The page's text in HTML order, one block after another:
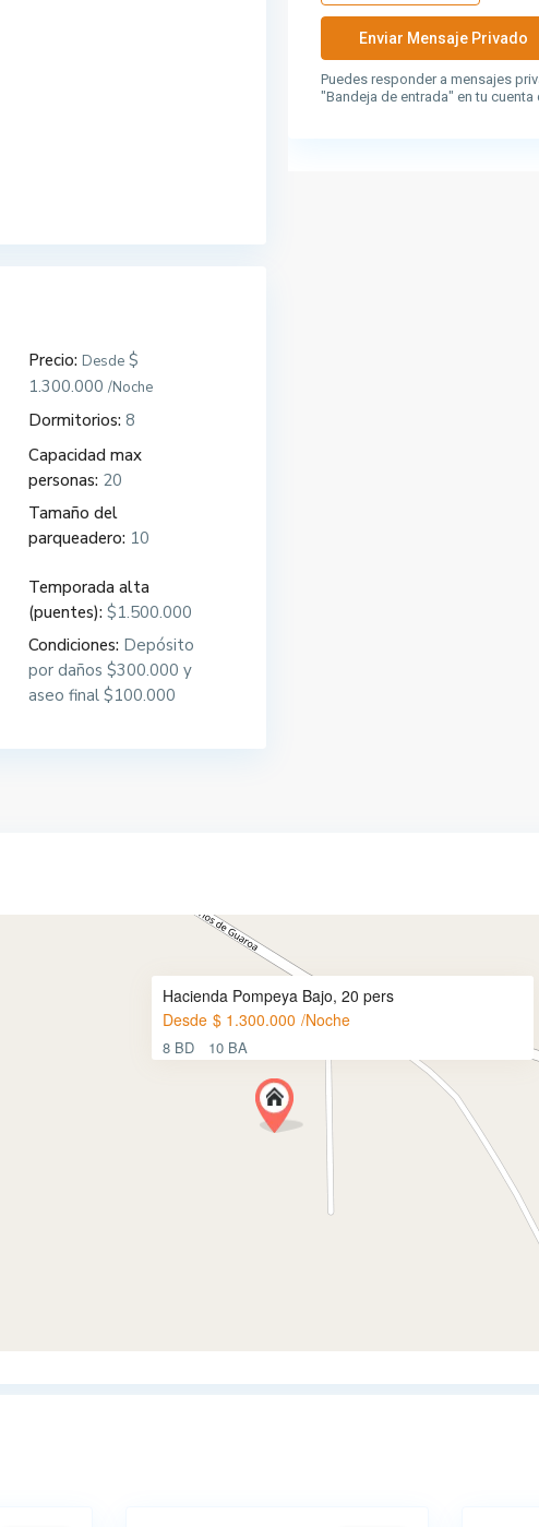
Precio: Desde $
1.300.000 /Noche
Dormitorios: 8
Capacidad max
personas: 20
Tamaño del
parqueadero: 10
Temporada alta
(puentes): $1.500.000
Condiciones: Depósito
por daños $300.000 y
aseo final $100.000
Puedes responder a mensajes
"Bandeja de entrada" en tu cuenta
Hacienda Pompeya Bajo, 20 pers
Desde $ 1.300.000 /Noche
8 BD 10 BA